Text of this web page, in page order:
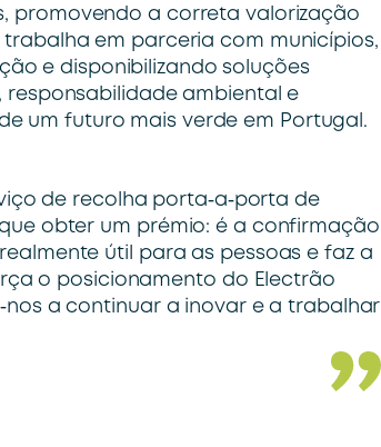
promovendo a correta valorização
em parceria com municípios,
e disponibilizando soluções
ambiental e
um futuro mais verde em Portugal.
de recolha porta‑a‑porta de
obter um prémio: é a confirmação
útil para as pessoas e faz a
o posicionamento do Electrão
a continuar a inovar e a trabalhar